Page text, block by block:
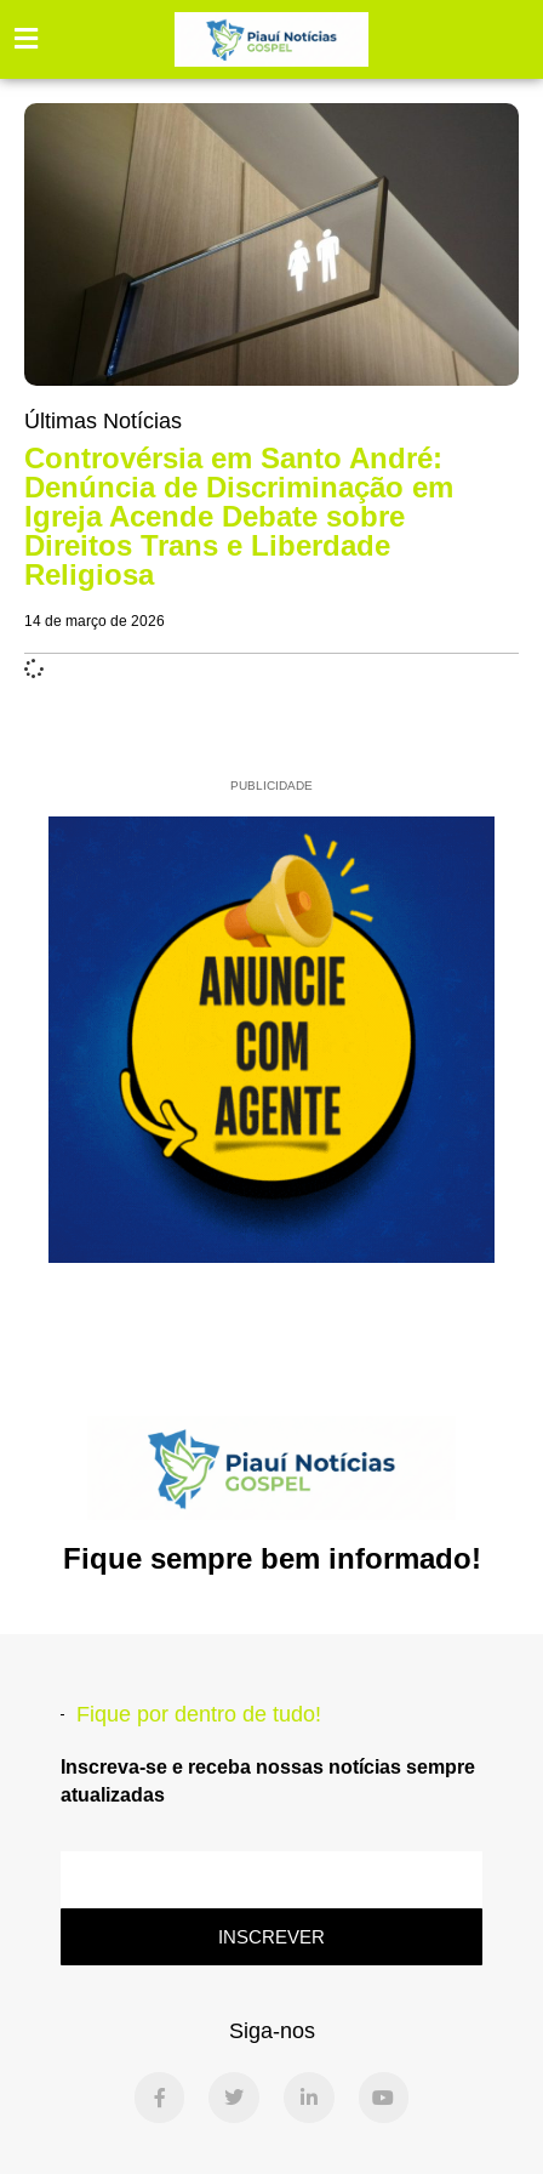
Últimas Notícias
Controvérsia em Santo André:
Denúncia de Discriminação em
Igreja Acende Debate sobre
Direitos Trans e Liberdade
Religiosa
14 de março de 2026
PUBLICIDADE
Fique sempre bem informado!
Fique por dentro de tudo!
Inscreva-se e receba nossas notícias sempre
atualizadas
INSCREVER
Siga-nos